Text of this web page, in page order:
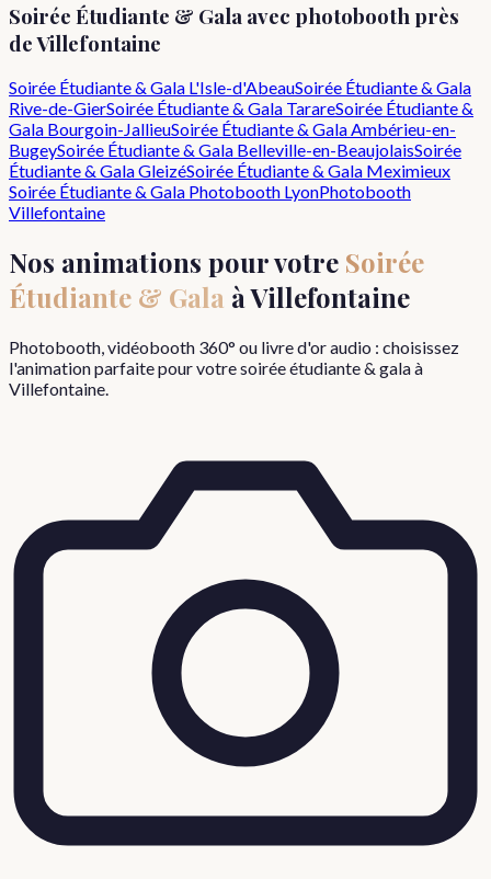
Soirée Étudiante & Gala avec photobooth près
deVillefontaine
Soirée Étudiante & Gala L'Isle-d'AbeauSoirée Étudiante & Gala
Rive-de-GierSoirée Étudiante & Gala TarareSoirée Étudiante &
Gala Bourgoin-JallieuSoirée Étudiante & GalaAmbérieu-en-
BugeySoirée Étudiante & Gala Belleville-en-BeaujolaisSoirée
Étudiante & GalaGleizéSoirée Étudiante & Gala Meximieux
Soirée Étudiante & Gala Photobooth LyonPhotobooth
Villefontaine
Nos animations pour votre Soirée
Étudiante & Gala àVillefontaine
Photobooth, vidéobooth 360° ou livre d'or audio : choisissez
l'animation parfaite pour votresoirée étudiante & galaà
Villefontaine.